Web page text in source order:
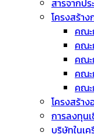
สารจากปร
โครงสร้าง
คณะ
คณะ
คณะ
คณะ
คณะ
โครงสร้า
การลงทุน
บริษัทในเค